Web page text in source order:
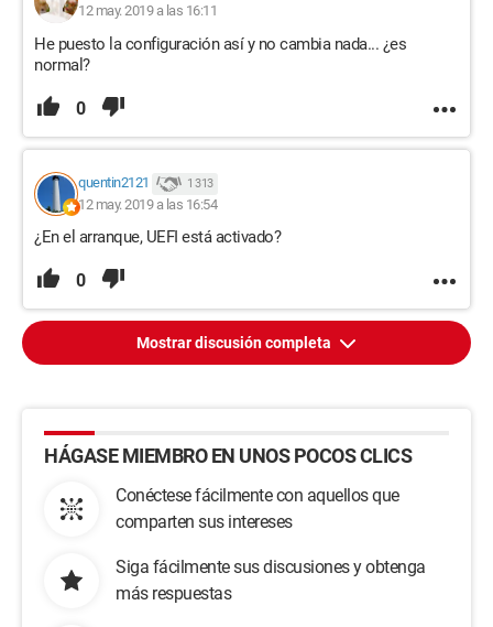
12 may. 2019 a las 16:11
He puesto la configuración así y no cambia nada... ¿es
normal?
0
quentin2121 1 313
12 may. 2019 a las 16:54
¿En el arranque, UEFI está activado?
0
Mostrar discusión completa
HÁGASE MIEMBRO EN UNOS POCOS CLICS
Conéctese fácilmente con aquellos que
comparten sus intereses
Siga fácilmente sus discusiones y obtenga
más respuestas